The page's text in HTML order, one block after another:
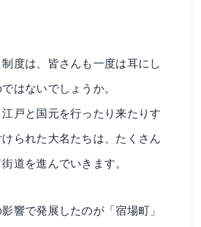
度は、皆さんも一度は耳にし
はないでしょうか。
戸と国元を行ったり来たりす
られた大名たちは、たくさん
道を進んでいきます。
響で発展したのが「宿場町」